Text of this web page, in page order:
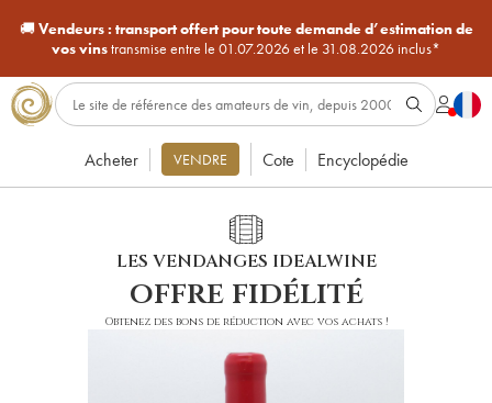
🚚Vendeurs : transport offert pour toute demande d’estimation de
vos vinstransmise entre le 01.07.2026 et le 31.08.2026 inclus*
Acheter VENDRE Cote Encyclopédie
LES VENDANGES IDEALWINE
offre fidélité
Obtenez des bons de réduction avec vos achats !